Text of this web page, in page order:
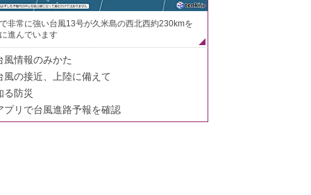
非常に強い台風13号が久米島の西北西約230kmを
進んでいます
風情報のみかた
風の接近、上陸に備えて
る防災
プリで台風進路予報を確認